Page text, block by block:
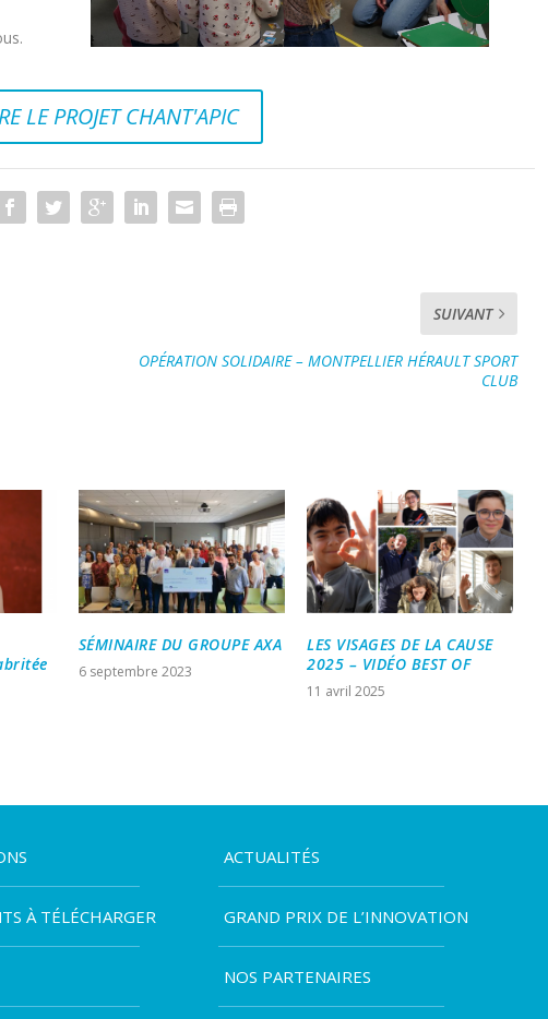
LE PROJET CHANT'APIC
SUIVANT
OPÉRATION SOLIDAIRE – MONTPELLIER HÉRAULT SPORT
CLUB
SÉMINAIRE DU GROUPE AXA
6 septembre 2023
LES VISAGES DE LA CAUSE
2025 – VIDÉO BEST OF
11 avril 2025
ACTUALITÉS
À TÉLÉCHARGER GRAND PRIX DE L’INNOVATION
NOS PARTENAIRES